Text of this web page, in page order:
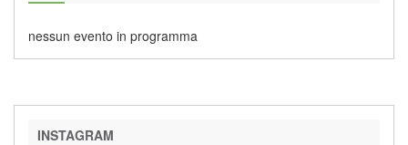
nessun evento in programma
INSTAGRAM